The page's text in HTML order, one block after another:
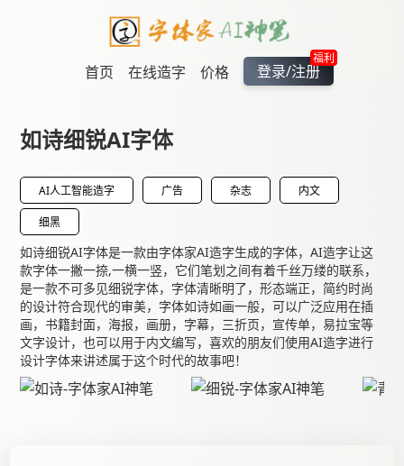
首页 在线造字 价格
福利
登录/注册
如诗细锐AI字体
AI人工智能造字 广告 杂志 内文
细黑
如诗细锐AI字体是一款由字体家AI造字生成的字体，AI造字让这
款字体一撇一捺,一横一竖，它们笔划之间有着千丝万缕的联系，
是一款不可多见细锐字体，字体清晰明了，形态端正，简约时尚
的设计符合现代的审美，字体如诗如画一般，可以广泛应用在插
画，书籍封面，海报，画册，字幕，三折页，宣传单，易拉宝等
文字设计，也可以用于内文编写，喜欢的朋友们使用AI造字进行
设计字体来讲述属于这个时代的故事吧！